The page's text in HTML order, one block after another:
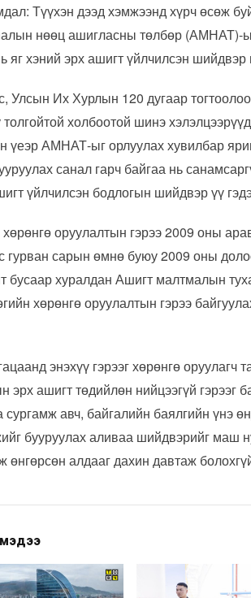
Түүхэн дээд хэмжээнд хүрч өсөж
нөөц ашигласны төлбөр (АМНАТ)-
яг хэний эрх ашигт үйлчилсэн шийдвэр
Улсын Их Хурлын 120 дугаар
холбоотой шинэ
үеэр АМНАТ-ыг орлуулах хувилбар
санал гарч байгаа нь
үйлчилсэн бодлогын шийдвэр үү
оруулалтын гэрээ 2009 оны
гурван сарын өмнө буюу 2009 оны
бусаар хуралдан Ашигт малтмалын
хөрөнгө оруулалтын гэрээ
энэхүү гэрээг хөрөнгө оруулагч
эрх ашигт төдийлөн нийцээгүй гэрээг
сургамж авч, байгалийн баялгийн үнэ
бууруулах аливаа шийдвэрийг маш
өнгөрсөн алдааг дахин давтаж